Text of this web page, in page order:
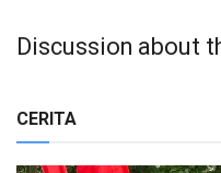
Discussion about
CERITA